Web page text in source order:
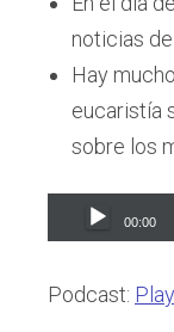
noticias de
Hay
eucaristía
sobre los
Audio
Player
00:00
Podcast: